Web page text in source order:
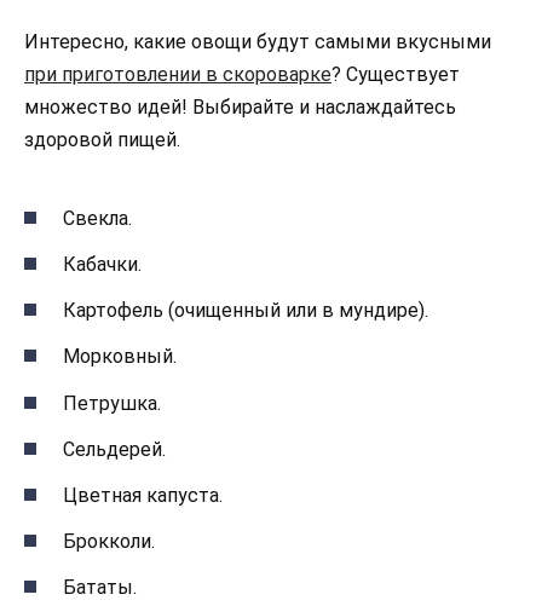
Интересно, какие овощи будут самыми вкусными
при приготовлении в скороварке? Существует
множество идей! Выбирайте и наслаждайтесь
здоровой пищей.
Свекла.
Кабачки.
Картофель (очищенный или в мундире).
Морковный.
Петрушка.
Сельдерей.
Цветная капуста.
Брокколи.
Бататы.